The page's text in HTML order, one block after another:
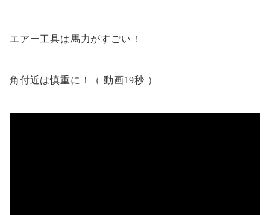
エアー工具は馬力がすごい！
角付近は慎重に！ （ 動画19秒 ）